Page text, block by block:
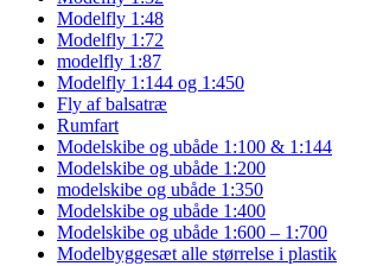
Modelfly 1:48
Modelfly 1:72
modelfly 1:87
Modelfly 1:144 og 1:450
Fly af balsatræ
Rumfart
Modelskibe og ubåde 1:100 & 1:144
Modelskibe og ubåde 1:200
modelskibe og ubåde 1:350
Modelskibe og ubåde 1:400
Modelskibe og ubåde 1:600 – 1:700
Modelbyggesæt alle størrelse i plastik